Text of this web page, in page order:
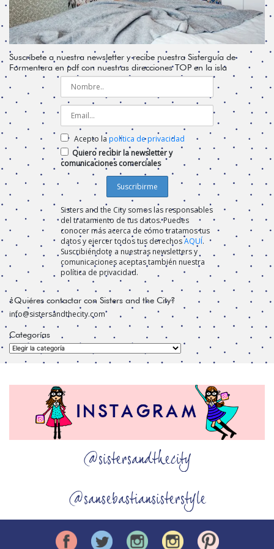
Suscríbete a nuestra newsletter y recibe nuestra Sisterguía de
Formentera en pdf con nuestras direcciones TOP en la isla
Acepto la política de privacidad
Quiero recibir la newsletter y
comunicaciones comerciales
Sisters and the City somos las responsables
del tratamiento de tus datos. Puedes
conocer más acerca de cómo tratamos tus
datos y ejercer todos tus derechosAQUÍ.
Suscribiéndote a nuestras newsletters y
comunicaciones aceptas también nuestra
política de privacidad.
¿Quiéres contactar con Sisters and the City?
info@sistersandthecity.com
Categorías
Categorías
@sistersandthecity
@sansebastiansisterstyle